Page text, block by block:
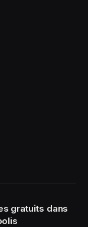
gratuits dans